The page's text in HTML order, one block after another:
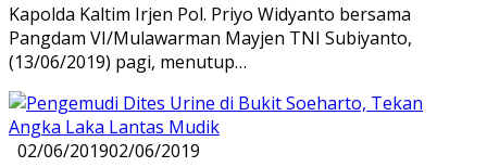
Kapolda Kaltim Irjen Pol. Priyo Widyanto bersama
Pangdam VI/Mulawarman Mayjen TNI Subiyanto,
(13/06/2019) pagi, menutup…
02/06/201902/06/2019